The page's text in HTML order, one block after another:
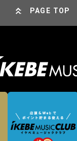
PAGE TOP